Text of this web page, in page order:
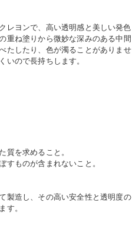
レヨンで、 高い透明感と美しい発色
重ね塗りから微妙な深みのある中間
たしたり、色が濁ることがありませ
いので長持ちします。
質を求めること。
すものが含まれないこと。
製造し、その高い安全性と透明度の
す。